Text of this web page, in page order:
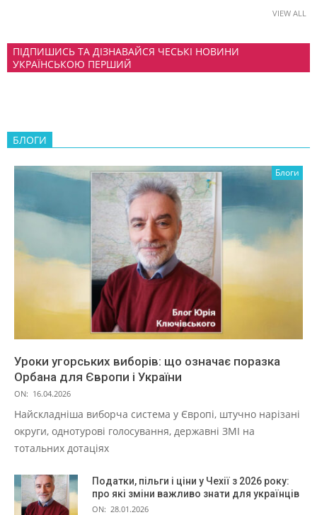
VIEW ALL
ПІДПИШИСЬ ТА ДІЗНАВАЙСЯ ЧЕСЬКІ НОВИНИ
УКРАЇНСЬКОЮ ПЕРШИЙ
БЛОГИ
Блоги
Уроки угорських виборів: що означає поразка
Орбана для Європи і України
ON: 16.04.2026
Найскладніша виборча система у Європі, штучно нарізані
округи, однотурові голосування, державні ЗМІ на
тотальних дотаціях
Податки, пільги і ціни у Чехії з 2026 року:
про які зміни важливо знати для українців
ON: 28.01.2026